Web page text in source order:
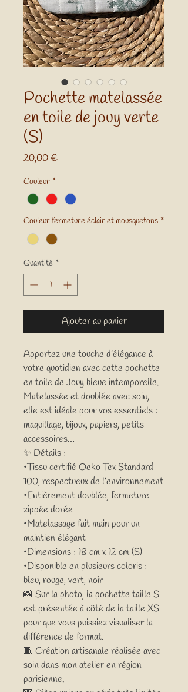
Pochette matelassée
en toile de jouy verte
(S)
20,00 €Prix
Couleur *
Couleur fermeture éclair et mousquetons *
Quantité *
Ajouter au panier
Apportez une touche d’élégance à
votre quotidien avec cette pochette
en toile de Jouy bleue intemporelle.
Matelassée et doublée avec soin,
elle est idéale pour vos essentiels :
maquillage, bijoux, papiers, petits
accessoires…
✨ Détails :
•Tissu certifié Oeko Tex Standard
100, respectueux de l’environnement
•Entièrement doublée, fermeture
zippée dorée
•Matelassage fait main pour un
maintien élégant
•Dimensions : 18 cm x 12 cm (S)
•Disponible en plusieurs coloris :
bleu, rouge, vert, noir
📸 Sur la photo, la pochette taille S
est présentée à côté de la taille XS
pour que vous puissiez visualiser la
différence de format.
🧵 Création artisanale réalisée avec
soin dans mon atelier en région
parisienne.